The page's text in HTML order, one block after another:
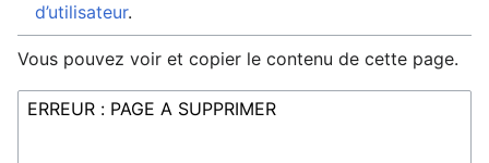
d’utilisateur.
Vous pouvez voir et copier le contenu de cette page.